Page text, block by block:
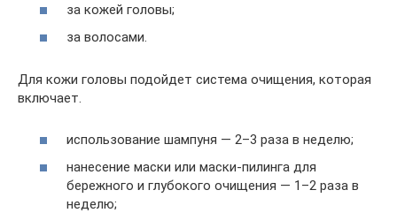
за кожей головы;
за волосами.
Для кожи головы подойдет система очищения, которая
включает.
использование шампуня — 2–3 раза в неделю;
нанесение маски или маски-пилинга для
бережного и глубокого очищения — 1–2 раза в
неделю;